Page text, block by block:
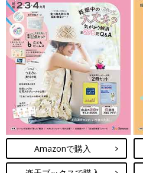
Amazonで購入